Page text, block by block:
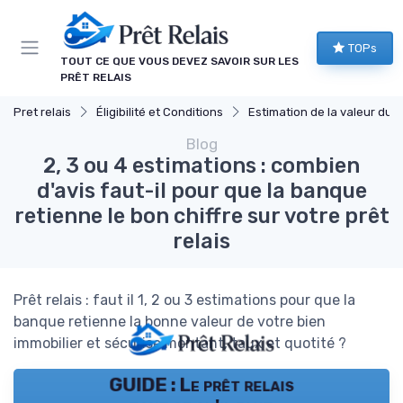
TOUT CE QUE VOUS DEVEZ SAVOIR SUR LES
PRÊT RELAIS
TOPs
Pret relais Éligibilité et Conditions Estimation de la valeur du bien
Blog
2, 3 ou 4 estimations : combien
d'avis faut-il pour que la banque
retienne le bon chiffre sur votre prêt
relais
Prêt relais : faut il 1, 2 ou 3 estimations pour que la
banque retienne la bonne valeur de votre bien
immobilier et sécurise montant, taux et quotité ?
GUIDE : Le prêt relais
Panneau de gestion des cookies